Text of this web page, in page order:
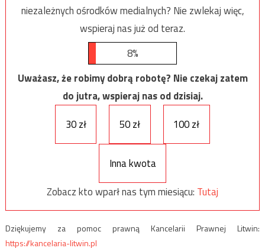
niezależnych ośrodków medialnych? Nie zwlekaj więc,
wspieraj nas już od teraz.
8%
Uważasz, że robimy dobrą robotę? Nie czekaj zatem
do jutra, wspieraj nas od dzisiaj.
30 zł
50 zł 100 zł
Inna kwota
Zobacz kto wparł nas tym miesiącu: Tutaj
Dziękujemy za pomoc prawną Kancelarii Prawnej Litwin:
https://kancelaria-litwin.pl